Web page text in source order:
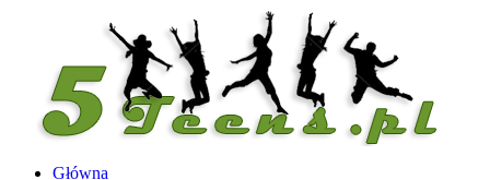
Główna